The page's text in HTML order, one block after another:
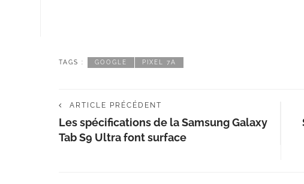
TAGS : GOOGLE PIXEL 7A
ARTICLE PRÉCÉDENT
Les spécifications de la Samsung Galaxy
Tab S9 Ultra font surface